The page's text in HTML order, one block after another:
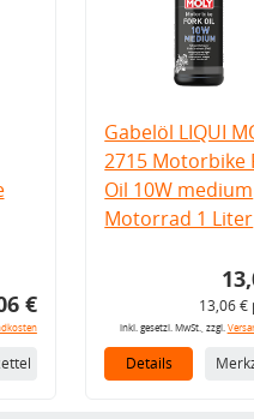
€
Gabelöl LIQUI
2715 Motorbike
Oil 10W medium
Motorrad 1 Liter
13,06 €
inkl. gesetzl. MwSt., zzgl.
Details